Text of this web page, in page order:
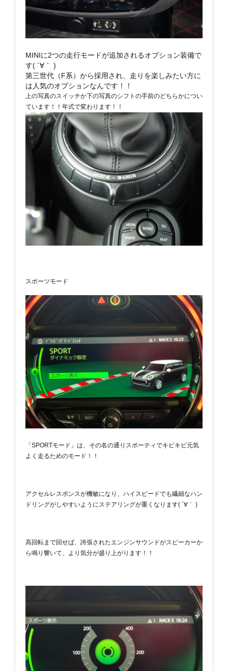
MINIに2つの走行モードが追加されるオプション装備で
す( ´∀｀ )
第三世代（F系）から採用され、走りを楽しみたい方に
は人気のオプションなんです！！
上の写真のスイッチか下の写真のシフトの手前のどちらかについ
ています！！年式で変わります！！
スポーツモード
「SPORTモード」は、その名の通りスポーティでキビキビ元気
よく走るためのモード！！
アクセルレスポンスが機敏になり、ハイスピードでも繊細なハン
ドリングがしやすいようにステアリングが重くなります( ´∀｀ )
高回転まで回せば、誇張されたエンジンサウンドがスピーカーか
ら鳴り響いて、より気分が盛り上がります！！